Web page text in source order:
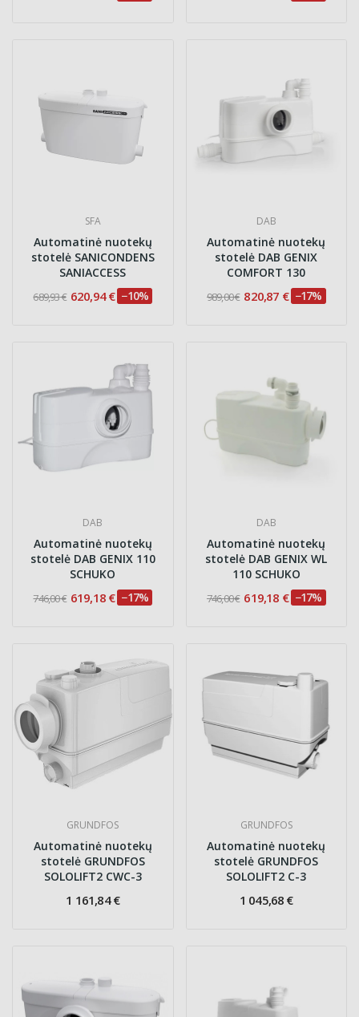
SFA
Automatinė nuotekų
stotelė SANICONDENS
SANIACCESS
689,93 € 620,94 € −10%
DAB
Automatinė nuotekų
stotelė DAB GENIX
COMFORT 130
989,00 € 820,87 € −17%
DAB
Automatinė nuotekų
stotelė DAB GENIX 110
SCHUKO
746,00 € 619,18 € −17%
DAB
Automatinė nuotekų
stotelė DAB GENIX WL
110 SCHUKO
746,00 € 619,18 € −17%
GRUNDFOS
Automatinė nuotekų
stotelė GRUNDFOS
SOLOLIFT2 CWC-3
1 161,84 €
GRUNDFOS
Automatinė nuotekų
stotelė GRUNDFOS
SOLOLIFT2 C-3
1 045,68 €